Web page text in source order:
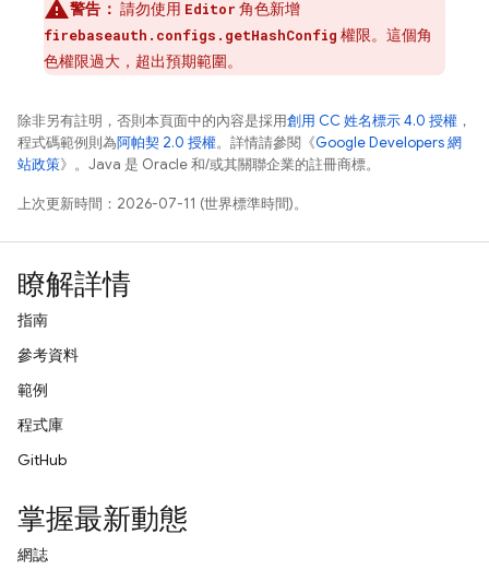
警告： 請勿使用 Editor 角色新增
firebaseauth.configs.getHashConfig 權限。這個角
色權限過大，超出預期範圍。
除非另有註明，否則本頁面中的內容是採用創用 CC 姓名標示 4.0 授權 ，
程式碼範例則為阿帕契 2.0 授權。詳情請參閱《Google Developers 網
站政策》。Java 是 Oracle 和/或其關聯企業的註冊商標。
上次更新時間：2026-07-11 (世界標準時間)。
瞭解詳情
指南
參考資料
範例
程式庫
GitHub
掌握最新動態
網誌